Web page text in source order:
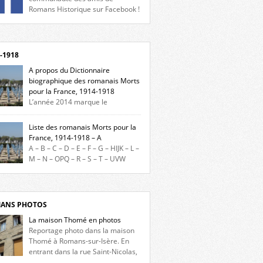
Romans Historique sur Facebook !
1918
A propos du Dictionnaire
biographique des romanais Morts
pour la France, 1914-1918
L’année 2014 marque le
du début de la Première Guerre
et ce dictionnaire biographique veut
hommage aux romanais Morts pour la
durant ce conflit. La base de cette
historique est constituée des noms
sur les plaques commémoratives de
de Ville, du lycée du Dauphiné et du lycée
Liste des romanais Morts pour la
France, 1914-1918 – A
A – B – C – D – E – F – G – HIJK – L –
M – N – OPQ – R – S – T – UVW
lettre. Liste des romanais […]
PHOTOS
La maison Thomé en photos
Reportage photo dans la maison
Thomé à Romans-sur-Isère. En
entrant dans la rue Saint-Nicolas,